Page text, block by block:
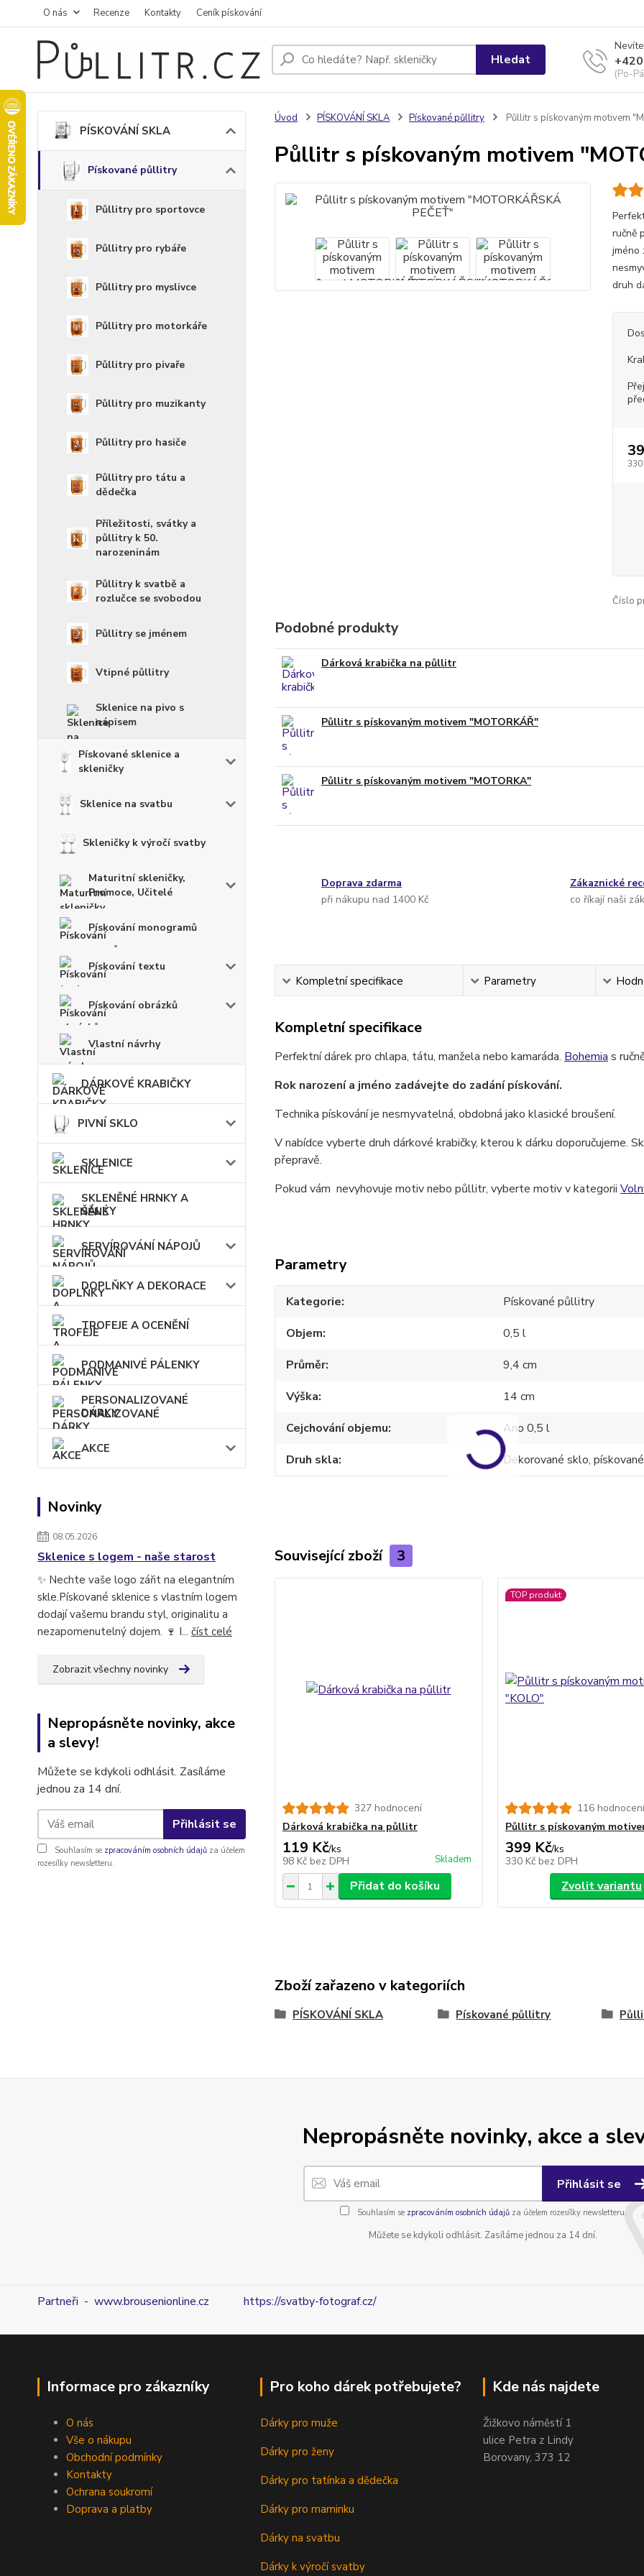
O nás Recenze Kontakty Ceník pískování
Hledat
(Po-
PÍSKOVÁNÍ SKLA
Pískované půllitry
Půllitry pro sportovce
Půllitry pro rybáře
Půllitry pro myslivce
Půllitry pro motorkáře
Půllitry pro pivaře
Půllitry pro muzikanty
Půllitry pro hasiče
Půllitry pro tátu a
dědečka
Příležitosti, svátky a
půllitry k 50.
narozeninám
Půllitry k svatbě a
rozlučce se svobodou
Půllitry se jménem
Vtipné půllitry
Sklenice na pivo s
nápisem
Pískované sklenice a
skleničky
Sklenice na svatbu
Skleničky k výročí svatby
Maturitní skleničky,
Promoce, Učitelé
Pískování monogramů
Pískování textu
Pískování obrázků
Vlastní návrhy
DÁRKOVÉ KRABIČKY
PIVNÍ SKLO
SKLENICE
SKLENĚNÉ HRNKY A
ŠÁLKY
SERVÍROVÁNÍ NÁPOJŮ
DOPLŇKY A DEKORACE
TROFEJE A OCENĚNÍ
PODMANIVÉ PÁLENKY
PERSONALIZOVANÉ
DÁRKY
AKCE
Novinky
08.05.2026
Sklenice s logem - naše starost
✨ Nechte vaše logo zářit na elegantním
skle.Pískované sklenice s vlastním logem
dodají vašemu brandu styl, originalitu a
nezapomenutelný dojem. 🍷 I... číst celé
Zobrazit všechny novinky
Nepropásněte novinky, akce
a slevy!
Můžete se kdykoli odhlásit. Zasíláme
jednou za 14 dní.
Přihlásit se
Souhlasím se zpracováním osobních údajů za účelem
rozesílky newsletteru.
Úvod PÍSKOVÁNÍ SKLA Pískované půllitry Půllitr s pískovaným motivem
Půllitr s pískovaným motivem
ručně
jméno
druh
330
Číslo
Podobné produkty
Dárková krabička na půllitr
Půllitr s pískovaným motivem "MOTORKÁŘ"
Půllitr s pískovaným motivem "MOTORKA"
Doprava zdarma
při nákupu nad 1400 Kč
Zákaznické
co říkají naši
Kompletní specifikace Parametry
Kompletní specifikace
Perfektní dárek pro chlapa, tátu, manžela nebo kamaráda. Bohemia s
Rok narození a jméno zadávejte do zadání pískování.
Technika pískování je nesmyvatelná, obdobná jako klasické broušení.
V nabídce vyberte druh dárkové krabičky, kterou k dárku doporučujeme.
přepravě.
Pokud vám nevyhovuje motiv nebo půllitr, vyberte motiv v kategorii
Parametry
Kategorie
Pískované půllitry
Objem
0,5 l
Průměr
9,4 cm
Výška
14 cm
Cejchování objemu
Ano 0,5 l
Druh skla
Dekorované sklo,
Související zboží 3
327 hodnocení
Dárková krabička na půllitr
119 Kč/ks
98 Kč bez DPH Skladem
Přidat do košíku
TOP produkt
116 hodnocení
Půllitr s pískovaným
399 Kč/ks
330 Kč bez DPH
Zvolit variantu
Zboží zařazeno v kategoriích
PÍSKOVÁNÍ SKLA Pískované půllitry
Nepropásněte novinky, akce a
Přihlásit se
Souhlasím se zpracováním osobních údajůza účelem rozesílky newsletteru.
Můžete se kdykoli odhlásit. Zasíláme jednou za 14 dní.
Partneři - www.brousenionline.cz https://svatby-fotograf.cz/
Informace pro zákazníky
O nás
Vše o nákupu
Obchodní podmínky
Kontakty
Ochrana soukromí
Doprava a platby
Pro koho dárek potřebujete?
Dárky pro muže
Dárky pro ženy
Dárky pro tatínka a dědečka
Dárky pro maminku
Dárky na svatbu
Dárky k výročí svatby
Kde nás najdete
Žižkovo náměstí 1
ulice Petra z Lindy
Borovany, 373 12